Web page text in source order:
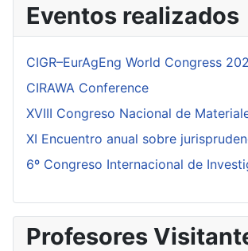
Eventos realizados
CIGR–EurAgEng World Congress
CIRAWA Conference
XVIII Congreso Nacional de
XI Encuentro anual sobre
6º Congreso Internacional de
Profesores